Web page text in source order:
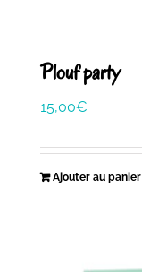
Plouf party
15,00€
Ajouter au panier